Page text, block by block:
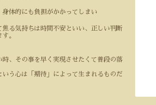
体的にも負担がかかってしまい
る気持ちは時間不安といい、正しい判断
。
、その事を早く実現させたくて普段の落
う心は「期待」によって生まれるものだ